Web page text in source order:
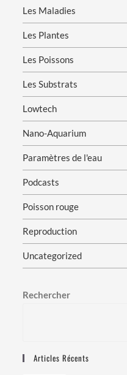
Les Maladies
Les Plantes
Les Poissons
Les Substrats
Lowtech
Nano-Aquarium
Paramètres de l'eau
Podcasts
Poisson rouge
Reproduction
Uncategorized
Rechercher
Articles Récents